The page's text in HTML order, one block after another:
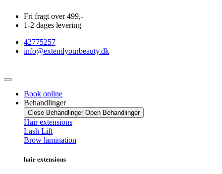
indhold
Fri fragt over 499,-
1-2 dages levering
42775257
info@extendyourbeauty.dk
Book online
Behandlinger
Close Behandlinger Open Behandlinger
Hair extensions
Lash Lift
Brow lamination
hair extensions